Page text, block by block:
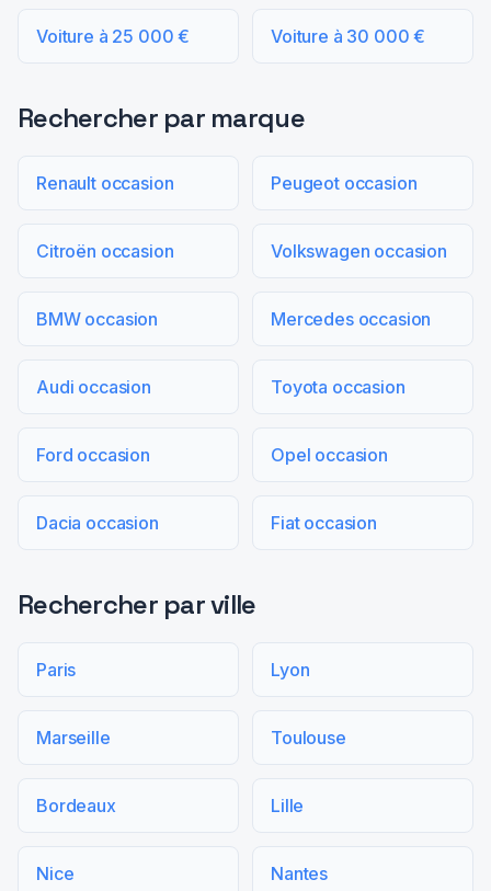
Voiture à 25 000 € Voiture à 30 000 €
Rechercher par marque
Renault occasion Peugeot occasion
Citroën occasion Volkswagen occasion
BMW occasion Mercedes occasion
Audi occasion Toyota occasion
Ford occasion Opel occasion
Dacia occasion Fiat occasion
Rechercher par ville
Paris Lyon
Marseille Toulouse
Bordeaux Lille
Nice Nantes